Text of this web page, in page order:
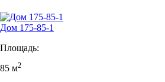
Дом 175-85-1
Площадь:
85 м2